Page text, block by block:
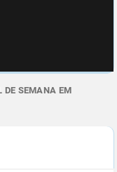
DE SEMANA EM